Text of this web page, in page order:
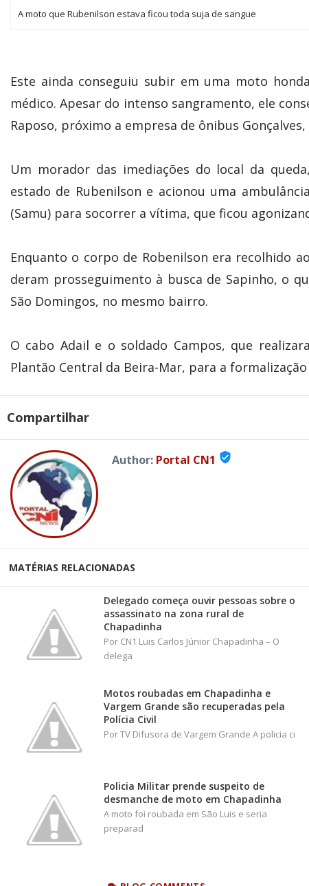
A moto que Rubenilson estava ficou toda suja de sangue
Este ainda conseguiu subir em uma moto
médico. Apesar do intenso sangramento, ele
Raposo, próximo a empresa de ônibus
Um morador das imediações do local da
estado de Rubenilson e acionou uma
(Samu) para socorrer a vítima, que ficou
Enquanto o corpo de Robenilson era recolhido
deram prosseguimento à busca de Sapinho, o
São Domingos, no mesmo bairro.
O cabo Adail e o soldado Campos, que
Plantão Central da Beira-Mar, para a
Compartilhar
Author: Portal CN1 verified_user
MATÉRIAS RELACIONADAS
Delegado começa ouvir pessoas sobre o
assassinato na zona rural de
Chapadinha
Por CN1 Luis Carlos Júnior Chapadinha – O
delega
Motos roubadas em Chapadinha e
Vargem Grande são recuperadas pela
Polícia Civil
Por TV Difusora de Vargem Grande A policia ci
Policia Militar prende suspeito de
desmanche de moto em Chapadinha
A moto foi roubada em São Luis e seria
preparad